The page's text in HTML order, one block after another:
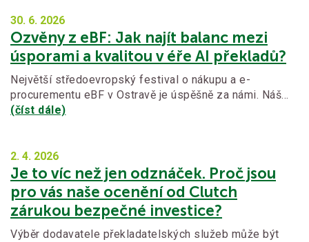
30. 6. 2026
Ozvěny z eBF: Jak najít balanc mezi
úsporami a kvalitou v éře AI překladů?
Největší středoevropský festival o nákupu a e-
procurementu eBF v Ostravě je úspěšně za námi. Náš…
(číst dále)
2. 4. 2026
Je to víc než jen odznáček. Proč jsou
pro vás naše ocenění od Clutch
zárukou bezpečné investice?
Výběr dodavatele překladatelských služeb může být